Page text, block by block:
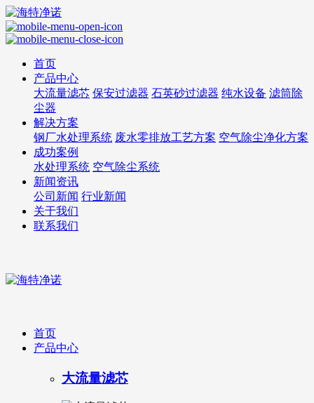
首页
产品中心
大流量滤芯 保安过滤器 石英砂过滤器 纯水设备 滤筒除
尘器
解决方案
钢厂水处理系统 废水零排放工艺方案 空气除尘净化方案
成功案例
水处理系统 空气除尘系统
新闻资讯
公司新闻 行业新闻
关于我们
联系我们
首页
产品中心
大流量滤芯